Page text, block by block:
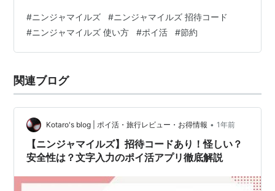
posted withアプリーチ ニンジャマイルズ 招待コード
FAKOEILAMF ニンジャマイルズってどんなアプリ？ 安全
性について ニンジャマイルズの招待コードで5000マイ
【STEP1…
#ニンジャマイルズ #ニンジャマイルズ 招待コード
#ニンジャマイルズ 使い方 #ポイ活 #節約
関連ブログ
Kotaro's blog | ポイ活・旅行レビュー・お得情報 • 1年前
【ニンジャマイルズ】招待コードあり！怪しい？
安全性は？文字入力のポイ活アプリ徹底解説